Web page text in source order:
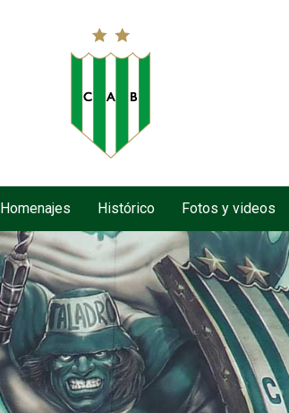
Homenajes Histórico Fotos y videos